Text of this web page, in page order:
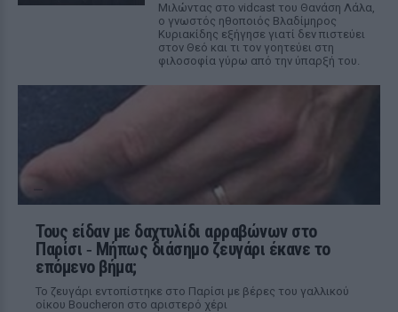
Μιλώντας στο vidcast του Θανάση Λάλα,
ο γνωστός ηθοποιός Βλαδίμηρος
Κυριακίδης εξήγησε γιατί δεν πιστεύει
στον Θεό και τι τον γοητεύει στη
φιλοσοφία γύρω από την ύπαρξή του.
Τους είδαν με δαχτυλίδι αρραβώνων στο
Παρίσι ‑ Μήπως διάσημο ζευγάρι έκανε το
επόμενο βήμα;
Το ζευγάρι εντοπίστηκε στο Παρίσι με βέρες του γαλλικού
οίκου Boucheron στο αριστερό χέρι